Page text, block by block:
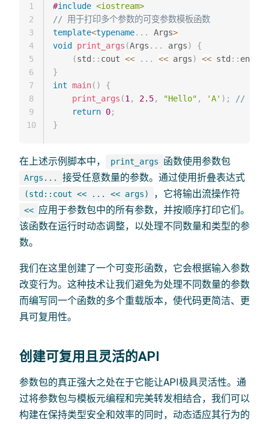
#include <iostream>
// 用于打印多个参数的可变参数模板函数
template<typename. . . Args>
void
print_args (Args . . . args)
{
(std :: cout << . . . << args) << std :: endl
}
int main( )
{
print_args (1 , 2.5, "Hello" , 'A' ) ;
// 输
return 0;
}
1
2
3
4
5
6
7
8
9
10
在上述示例脚本中， print_args 函数使用参数包
Args... 接受任意数量的参数。通过使用折叠表达式
(std::cout << ... << args) ，它将输出流操作符
<< 应用于参数包中的所有参数，并按顺序打印它们。
该函数在运行时动态调整，以处理不同数量和类型的参
数。
我们在这里创建了一个可变形函数，它会根据输入参数
改变行为。这种技术让我们避免为处理不同数量的参数
而编写同一个函数的多个重载版本，使代码更简洁、更
具可复用性。
创建可复用且灵活的API
参数包的真正强大之处在于它能让API极具灵活性。通
过将参数包与模板元编程和完美转发相结合，我们可以
构建在保持类型安全和效率的同时，动态适应其行为的